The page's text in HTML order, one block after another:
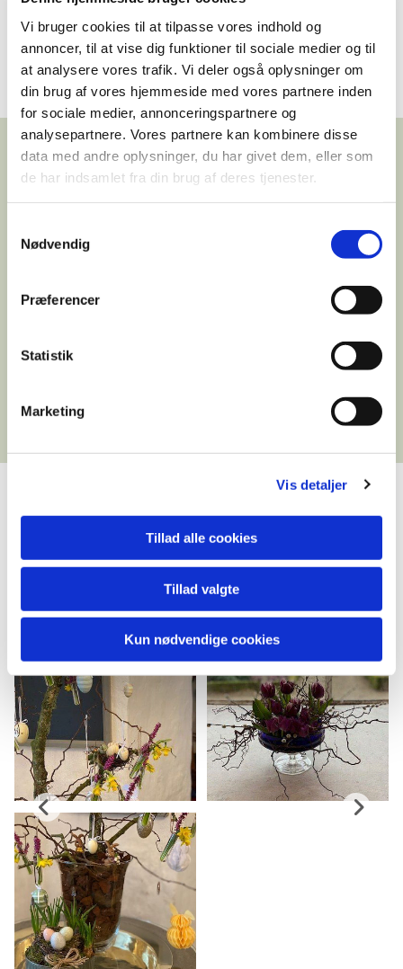
Vi bruger cookies til at tilpasse vores indhold og
annoncer, til at vise dig funktioner til sociale medier og til
at analysere vores trafik. Vi deler også oplysninger om
din brug af vores hjemmeside med vores partnere inden
for sociale medier, annonceringspartnere og
analysepartnere. Vores partnere kan kombinere disse
data med andre oplysninger, du har givet dem, eller som
de har indsamlet fra din brug af deres tjenester.
Nødvendig
Præferencer
Statistik
Marketing
Vis detaljer
Tillad alle cookies
Tillad valgte
Kun nødvendige cookies
Céline Schelde
Sognepræst
sahs@km.dk
21 13 47 50
Kirkeblad
Kirkebladet for Bårse, Beldringe, Køng, Svinø,
Sværdborg og Lundby sogne. Referater udkommer
Arkiv
Påskedekorationer for Sværdborg Kirke